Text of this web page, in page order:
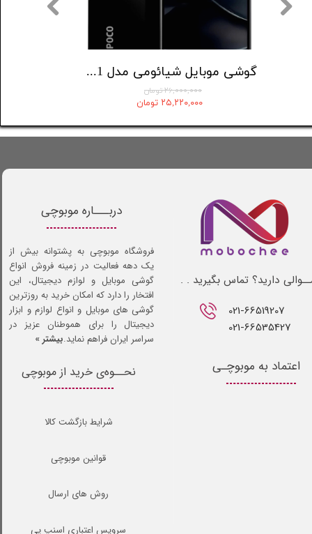
گوشی موبایل شیائومی مدل Poco C71 دو سیم کارت ظرفیت 64 گیگابایت و رم 3 گیگابایت
۲۶,۰۰۰,۰۰۰ تومان
۲۵,۲۲۰,۰۰۰ تومان
021-66519207​​​​​​​
021-66535427
دارید؟ تماس بگیرید . .
نحــوه‌ی خرید از موبوچی
شرایط بازگشت کالا
قوانین موبوچی
روش های ارسال
سرویس اعتباری اسنپ پی
اعتماد به موبوچـی
دربـــاره موبوچی
فروشگاه موبوچی به پشتوانه بیش از
یک دهه فعالیت در زمینه فروش انواع
گوشی موبایل و لوازم دیجیتال، این
افتخار را دارد که امکان خرید به روزترین
گوشی های موبایل و انواع لوازم و ابزار
دیجیتال را برای هموطنان عزیز در
سراسر ایران فراهم نماید.بیشتر »